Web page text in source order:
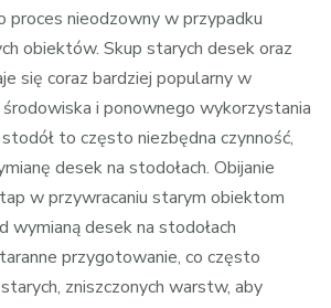
starych
desek:
Skup
jako
sposób
na
ochronę
środowiska
proces nieodzowny w przypadku
obiektów. Skup starych desek oraz
się coraz bardziej popularny w
i ponownego wykorzystania
to często niezbędna czynność,
desek na stodołach. Obijanie
w przywracaniu starym obiektom
wymianą desek na stodołach
przygotowanie, co często
zniszczonych warstw, aby